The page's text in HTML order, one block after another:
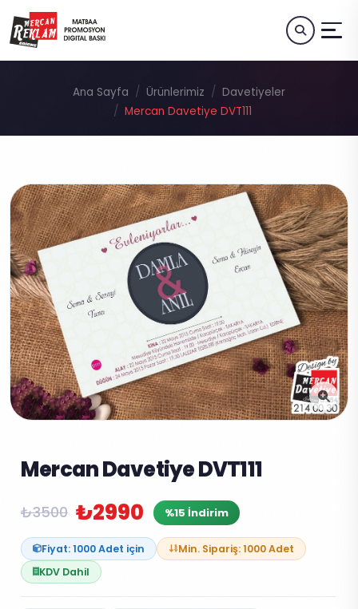
Ana Sayfa Ürünlerimiz
Davetiyeler
Mercan Davetiye DVT111
Mercan Davetiye DVT111
₺3500 ₺2990 %15 İndirim
Fiyat: 1000 Adet için
Min. Sipariş: 1000 Adet
KDV Dahil